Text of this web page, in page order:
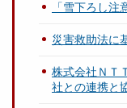
「雪下ろし
災害救助法に
株式会社ＮＴ
社との連携と